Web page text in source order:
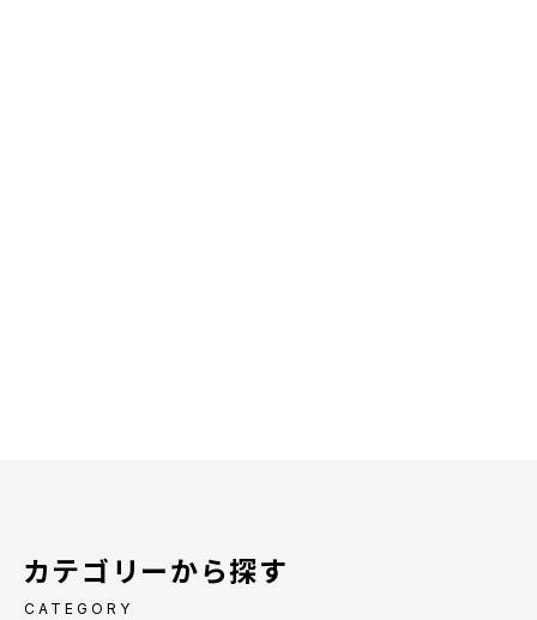
カテゴリーから探す
CATEGORY